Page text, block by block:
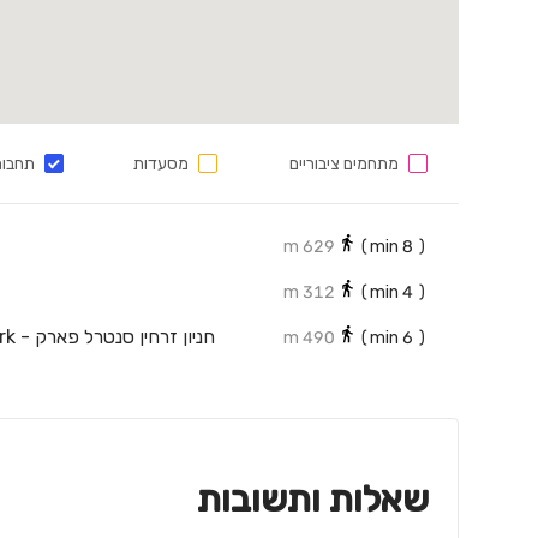
מתחמים ציבוריים מסעדות
(
8
629 m
(
4
312 m
(
6
490 m
שאלות ותשובות